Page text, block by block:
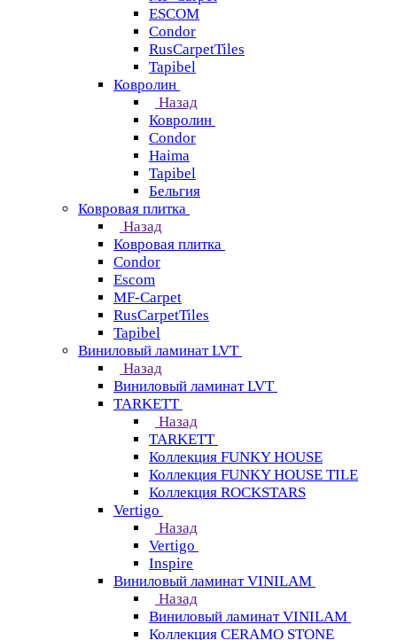
ESCOM
Condor
RusCarpetTiles
Tapibel
Ковролин
Назад
Ковролин
Condor
Haima
Tapibel
Бельгия
Ковровая плитка
Назад
Ковровая плитка
Condor
Escom
MF-Carpet
RusCarpetTiles
Tapibel
Виниловый ламинат LVT
Назад
Виниловый ламинат LVT
TARKETT
Назад
TARKETT
Коллекция FUNKY HOUSE
Коллекция FUNKY HOUSE TILE
Коллекция ROCKSTARS
Vertigo
Назад
Vertigo
Inspire
Виниловый ламинат VINILAM
Назад
Виниловый ламинат VINILAM
Коллекция CERAMO STONE